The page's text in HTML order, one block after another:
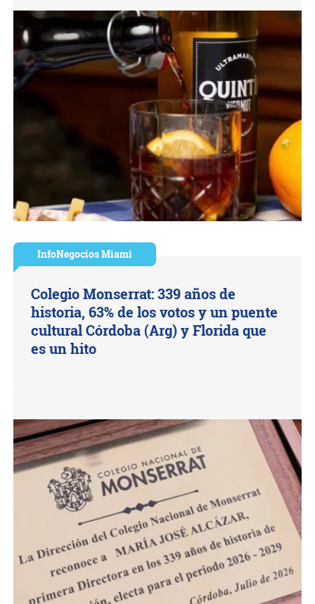
InfoNegocios Miami
Colegio Monserrat: 339 años de
historia, 63% de los votos y un puente
cultural Córdoba (Arg) y Florida que
es un hito